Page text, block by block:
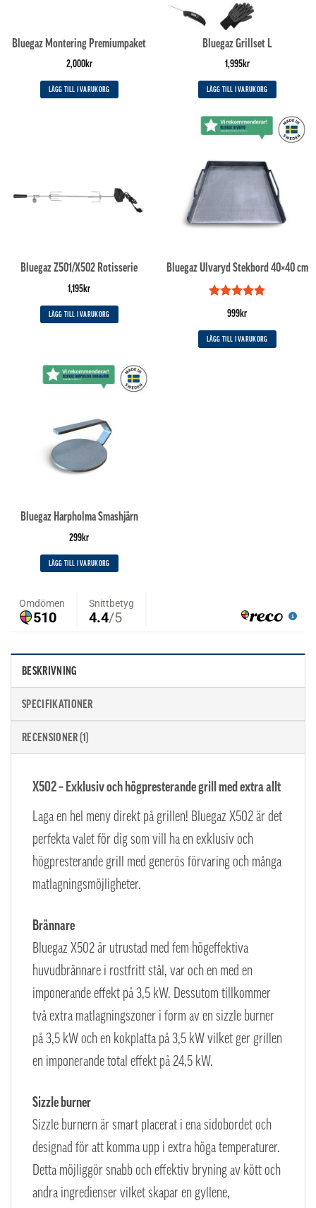
Bluegaz Montering Premiumpaket
2,000kr
LÄGG TILL I VARUKORG
Bluegaz Grillset L
1,995kr
LÄGG TILL I VARUKORG
Bluegaz Z501/X502 Rotisserie
1,195kr
LÄGG TILL I VARUKORG
Bluegaz Ulvaryd Stekbord 40×40 cm
Betygsatt
av 5999kr
LÄGG TILL I VARUKORG
Bluegaz Harpholma Smashjärn
299kr
LÄGG TILL I VARUKORG
BESKRIVNING
SPECIFIKATIONER
RECENSIONER (1)
X502 – Exklusiv och högpresterande grill med extra allt
Laga en hel meny direkt på grillen! Bluegaz X502 är det
perfekta valet för dig som vill ha en exklusiv och
högpresterande grill med generös förvaring och många
matlagningsmöjligheter.
Brännare
Bluegaz X502 är utrustad med fem högeffektiva
huvudbrännare i rostfritt stål, var och en med en
imponerande effekt på 3,5 kW. Dessutom tillkommer
två extra matlagningszoner i form av en sizzle burner
på 3,5 kW och en kokplatta på 3,5 kW vilket ger grillen
en imponerande total effekt på 24,5 kW.
Sizzle burner
Sizzle burnern är smart placerat i ena sidobordet och
designad för att komma upp i extra höga temperaturer.
Detta möjliggör snabb och effektiv bryning av kött och
andra ingredienser vilket skapar en gyllene,